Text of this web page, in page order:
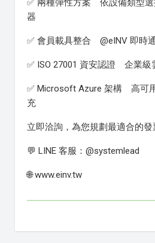
✅ 兩種彈性方案 依設備類型選
器
✅ 會員載具整合 @eINV 即時
✅ ISO 27001 資安認證 企業級
✅ Microsoft Azure 架構 高可
充
立即洽詢，為您規劃最適合的發
💬 LINE 客服：@systemlead
🌐 www.einv.tw